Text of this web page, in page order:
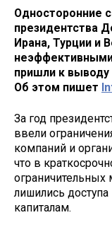
Односторонние
президентства
Ирана, Турции и
пришли к выводу
Об этом пишет
За год
ввели
компаний и
что в
ограничительных
лишились
капиталам.